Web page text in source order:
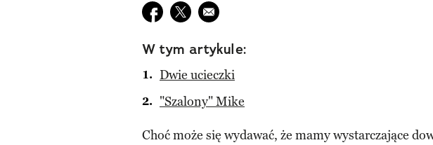
Udostępnij na facebook
Udostępnij na twitter
E-mail do przyjaciela
W tym artykule:
Dwie ucieczki
"Szalony" Mike
Choć może się wydawać, że mamy wystarczające